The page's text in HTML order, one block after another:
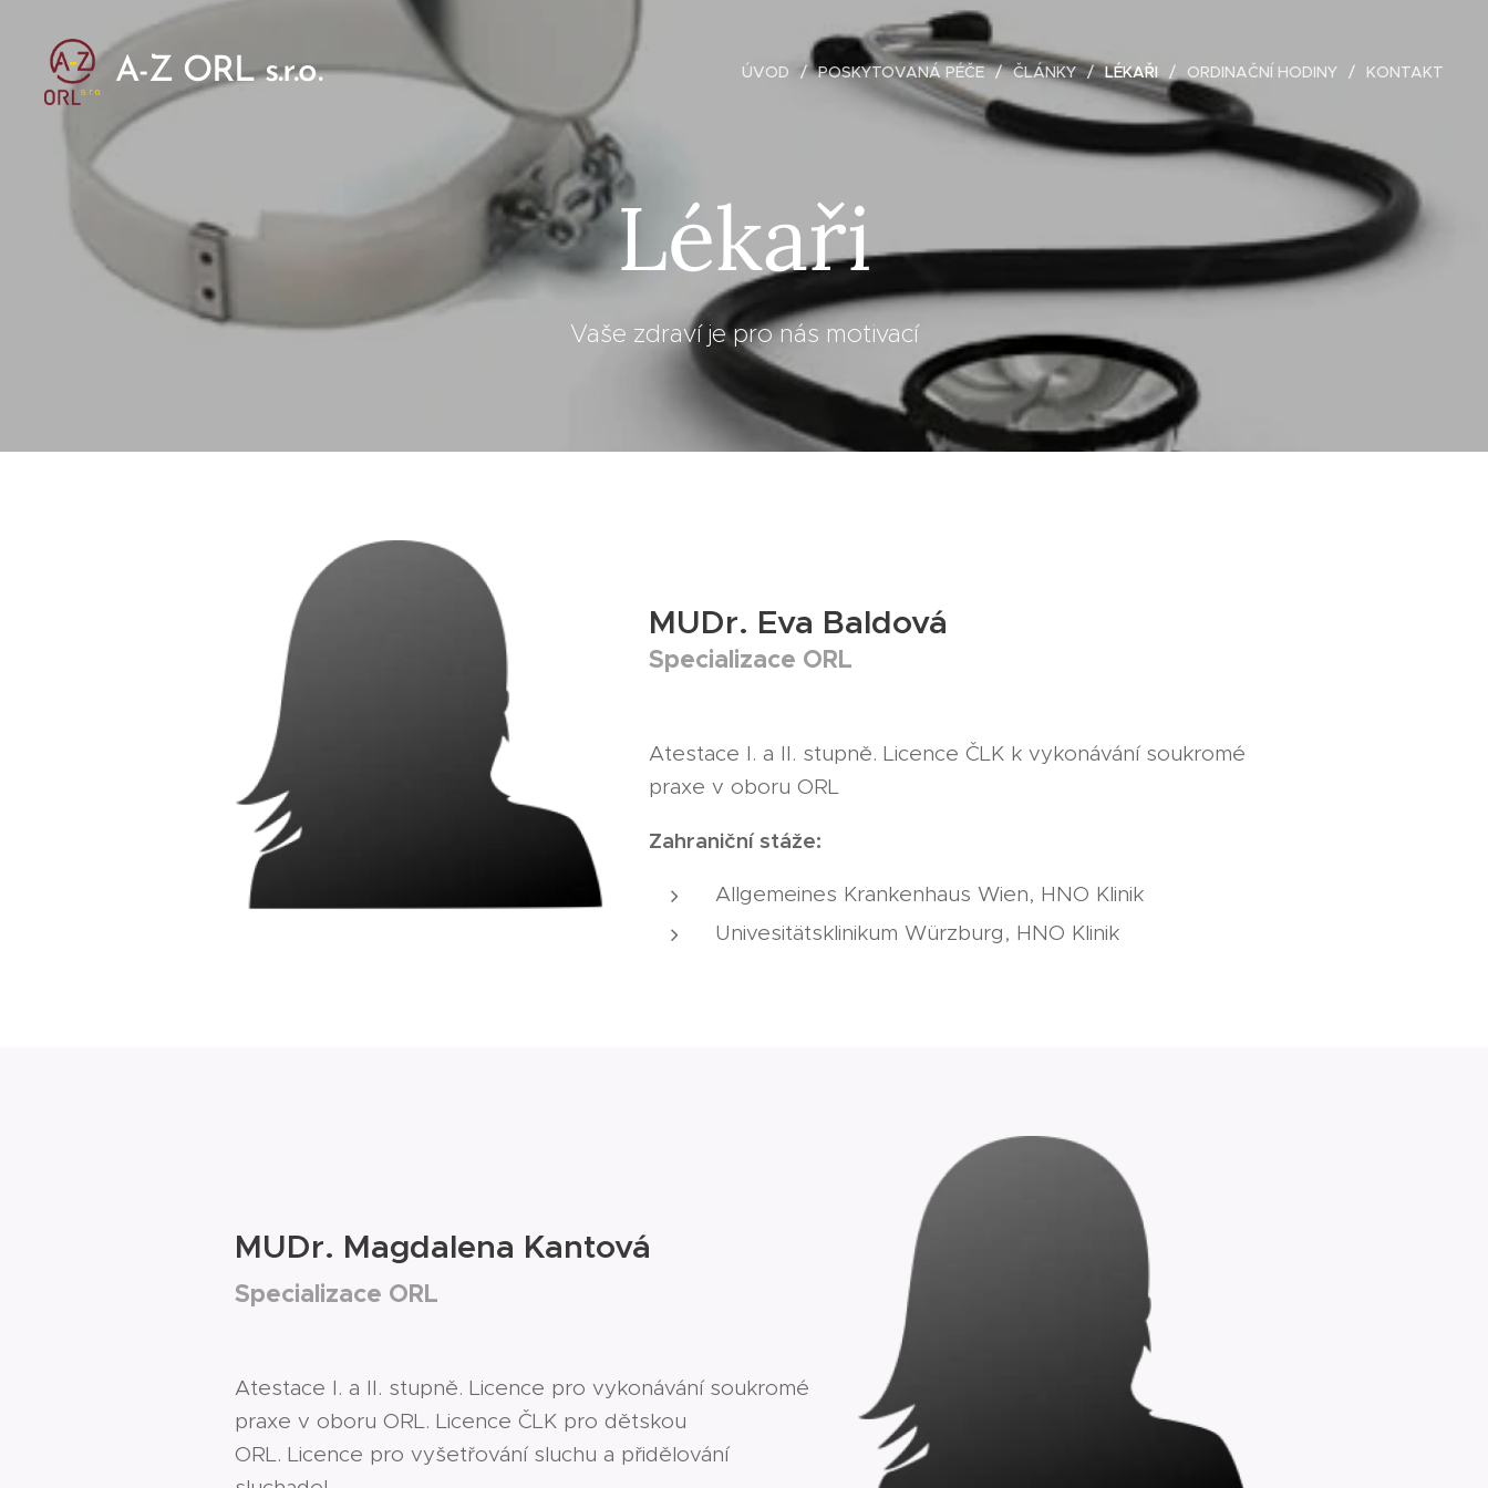
A-Z ORL s.r.o. ÚVOD POSKYTOVANÁ PÉČE ČLÁNKY LÉKAŘI ORDINAČNÍ HODINY KONTAKT
Lékaři
Vaše zdraví je pro nás motivací
MUDr. Eva Baldová
Specializace ORL
Atestace I. a II. stupně. Licence ČLK k vykonávání soukromé
praxe v oboru ORL
Zahraniční stáže:
Allgemeines Krankenhaus Wien, HNO Klinik
Univesitätsklinikum Würzburg, HNO Klinik
MUDr. Magdalena Kantová
Specializace ORL
Atestace I. a II. stupně. Licence pro vykonávání soukromé
praxe v oboru ORL. Licence ČLK pro dětskou
ORL. Licence pro vyšetřování sluchu a přidělování